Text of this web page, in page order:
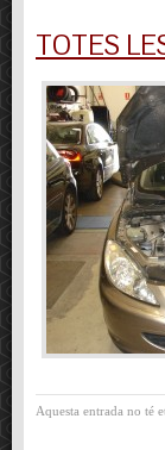
TOTES
Aquesta entrada no té